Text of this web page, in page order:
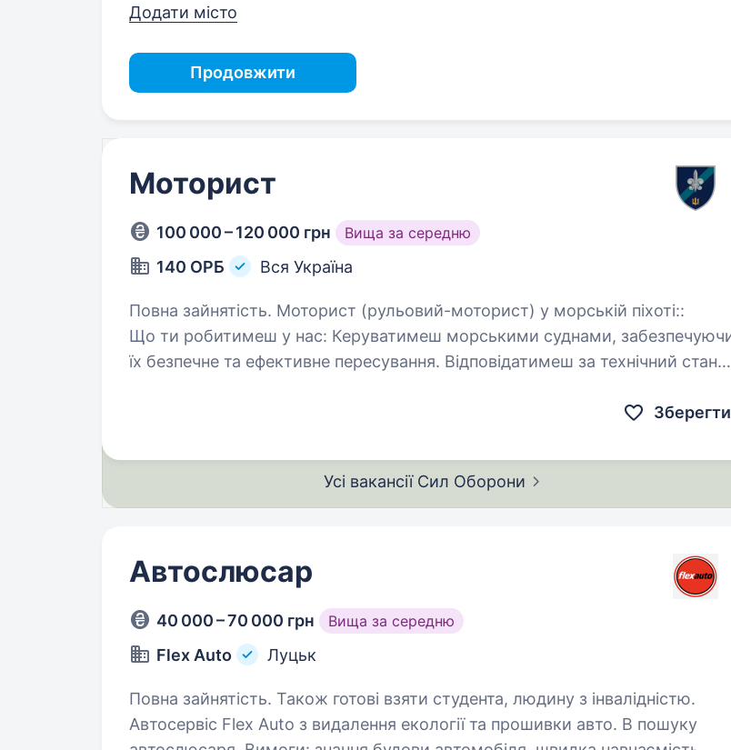
Додати місто
Продовжити
Моторист
100 000 – 120 000 грн Вища за середню
140 ОРБ Вся Україна
Повна зайнятість. Моторист (рульовий-моторист) у морській піхоті::
Що ти робитимеш у нас: Керуватимеш морськими суднами, забезпечуючи
їх безпечне та ефективне пересування. Відповідатимеш за технічний стан
Зберегти
Усі вакансії Сил Оборони
Автослюсар
40 000 – 70 000 грн Вища за середню
Flex Auto Луцьк
Повна зайнятість. Також готові взяти студента, людину з інвалідністю.
Автосервіс Flex Auto з видалення екології та прошивки авто. В пошуку